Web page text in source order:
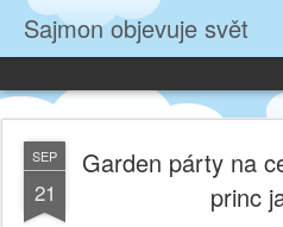
Sajmon objevuje svět
SEP
21
Garden párty na
princ